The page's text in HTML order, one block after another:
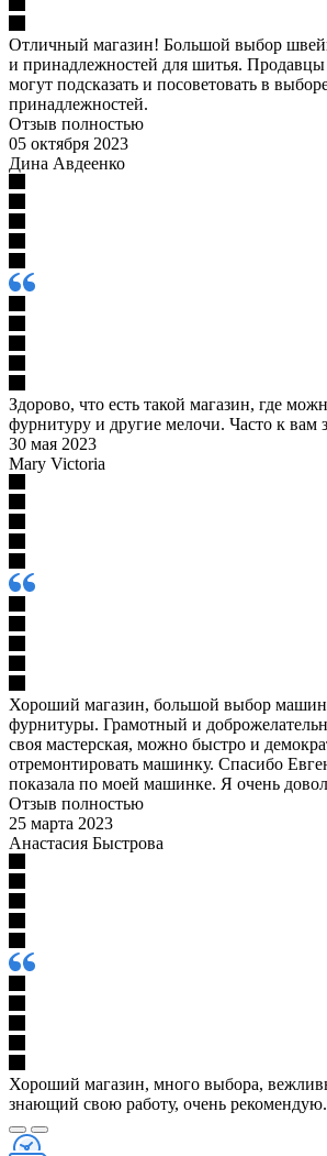
Отличный магазин! Большой выбор
и принадлежностей для шитья.
могут подсказать и посоветовать в
принадлежностей.
Отзыв полностью
05 октября 2023
Дина Авдеенко
Здорово, что есть такой магазин, где
фурнитуру и другие мелочи. Часто к вам
30 мая 2023
Mary Victoria
Хороший магазин, большой выбор машин
фурнитуры. Грамотный и
своя мастерская, можно быстро и
отремонтировать машинку. Спасибо
показала по моей машинке. Я очень
Отзыв полностью
25 марта 2023
Анастасия Быстрова
Хороший магазин, много выбора,
знающий свою работу, очень рекомендую.